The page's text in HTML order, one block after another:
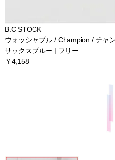
B.C STOCK
ウォッシャブル / Champion / チャ
サックスブルー | フリー
￥4,158